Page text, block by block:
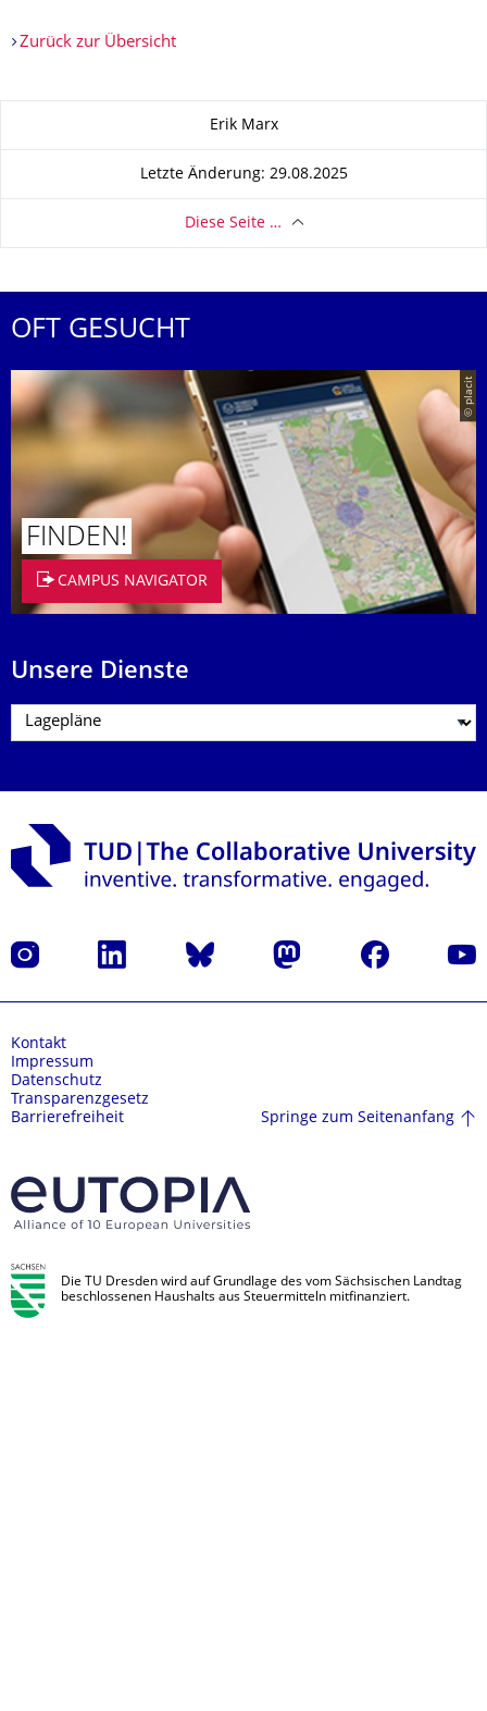
Zurück zur Übersicht
Erik Marx
Letzte Änderung: 29.08.2025
Diese Seite …
OFT GESUCHT
© placit
FINDEN!
CAMPUS NAVIGATOR
Unsere Dienste
Instagram LinkedIn Bluesky Mastodon Facebook
Kontakt
Impressum
Datenschutz
Transparenzgesetz
Barrierefreiheit
Springe zum Seitenanfang
Die TU Dresden wird auf Grundlage des vom Sächsischen Landtag
beschlossenen Haushalts aus Steuermitteln mitfinanziert.